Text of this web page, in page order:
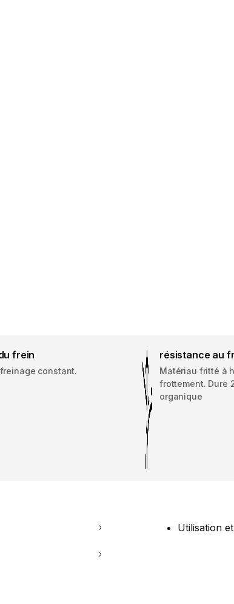
frein
constant.
résistance au
Matériau fritté à
frottement. Dure
organique
Utilisation